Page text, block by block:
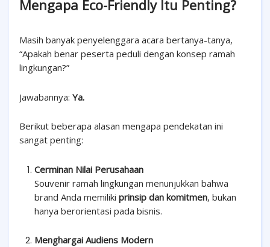
Mengapa Eco-Friendly Itu Penting?
Masih banyak penyelenggara acara bertanya-tanya,
“Apakah benar peserta peduli dengan konsep ramah
lingkungan?”
Jawabannya: Ya.
Berikut beberapa alasan mengapa pendekatan ini
sangat penting:
Cerminan Nilai Perusahaan
Souvenir ramah lingkungan menunjukkan bahwa
brand Anda memiliki prinsip dan komitmen, bukan
hanya berorientasi pada bisnis.
Menghargai Audiens Modern